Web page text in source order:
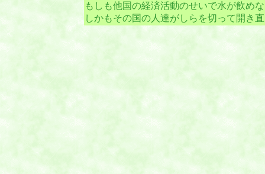
もしも他国の経済活動のせいで水が飲め
しかもその国の人達がしらを切って開き